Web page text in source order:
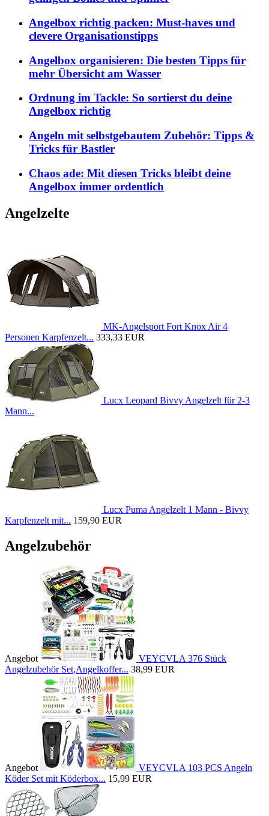
Angelbox richtig packen: Must-haves und
clevere Organisationstipps
Angelbox organisieren: Die besten Tipps für
mehr Übersicht am Wasser
Ordnung im Tackle: So sortierst du deine
Angelbox richtig
Angeln mit selbstgebautem Zubehör: Tipps &
Tricks für Bastler
Chaos ade: Mit diesen Tricks bleibt deine
Angelbox immer ordentlich
Angelzelte
MK-Angelsport Fort Knox Air 4
Personen Karpfenzelt... 333,33 EUR
Lucx Leopard Bivvy Angelzelt für 2-3
Mann...
Lucx Puma Angelzelt 1 Mann - Bivvy
Karpfenzelt mit... 159,90 EUR
Angelzubehör
Angebot
VEYCVLA 376 Stück
Angelzubehör Set,Angelkoffer... 38,99 EUR
Angebot
VEYCVLA 103 PCS Angeln
Köder Set mit Köderbox... 15,99 EUR